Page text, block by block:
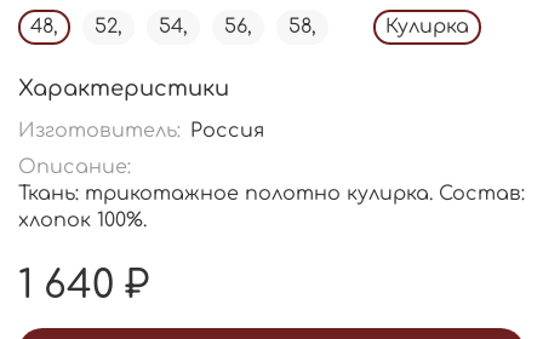
48, 52, 54, 56, 58, Кулирка
Характеристики
Изготовитель: Россия
Описание:
Ткань: трикотажное полотно кулирка. Состав:
хлопок 100%.
1 640 ₽